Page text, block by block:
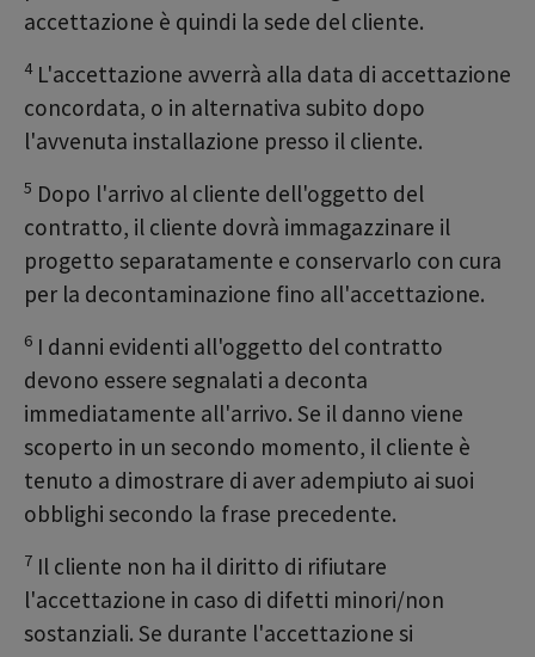
accettazione è quindi la sede del cliente.
4L'accettazione avverrà alla data di accettazione
concordata, o in alternativa subito dopo
l'avvenuta installazione presso il cliente.
5 Dopo l'arrivo al cliente dell'oggetto del
contratto, il cliente dovrà immagazzinare il
progetto separatamente e conservarlo con cura
per la decontaminazione fino all'accettazione.
6 I danni evidenti all'oggetto del contratto
devono essere segnalati a deconta
immediatamente all'arrivo. Se il danno viene
scoperto in un secondo momento, il cliente è
tenuto a dimostrare di aver adempiuto ai suoi
obblighi secondo la frase precedente.
7 Il cliente non ha il diritto di rifiutare
l'accettazione in caso di difetti minori/non
sostanziali. Se durante l'accettazione si